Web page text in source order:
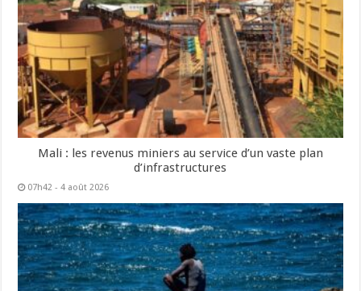
Mali : les revenus miniers au service d’un vaste plan
d’infrastructures
07h42 - 4 août 2026